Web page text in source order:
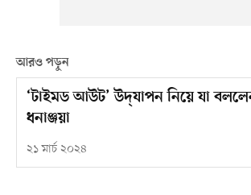
আরও পড়ুন
‘টাইমড আউট’ উদ্‌যাপন নিয়ে যা
ধনাঞ্জয়া
২১ মার্চ ২০২৪